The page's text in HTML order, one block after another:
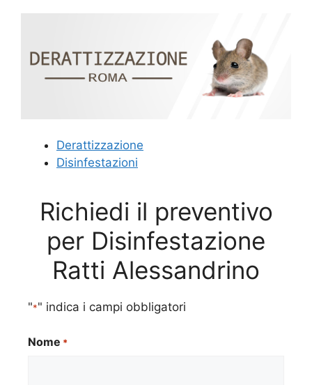
Derattizzazione
Disinfestazioni
Richiedi il preventivo
per Disinfestazione
Ratti Alessandrino
"*" indica i campi obbligatori
Nome *